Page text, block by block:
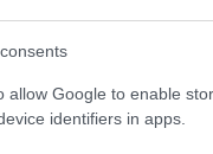
allow Google to enable
identifiers in apps.
casos anteriores
cuyas
su postura
gobierno, pero